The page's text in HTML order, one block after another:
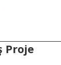
Proje